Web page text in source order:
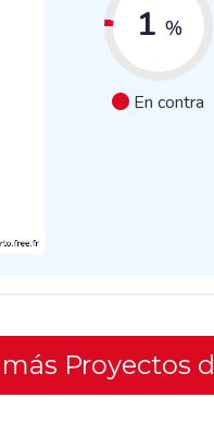
1 %
En contra
Proyectos